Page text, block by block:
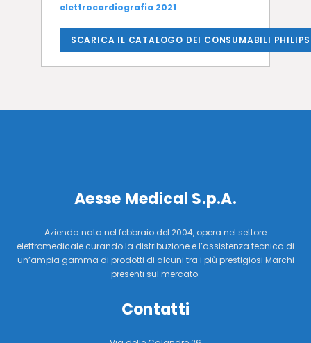
elettrocardiografia 2021
SCARICA IL CATALOGO DEI CONSUMABILI PHILIPS
Aesse Medical S.p.A.
Azienda nata nel febbraio del 2004, opera nel settore
elettromedicale curando la distribuzione e l’assistenza tecnica di
un’ampia gamma di prodotti di alcuni tra i più prestigiosi Marchi
presenti sul mercato.
Contatti